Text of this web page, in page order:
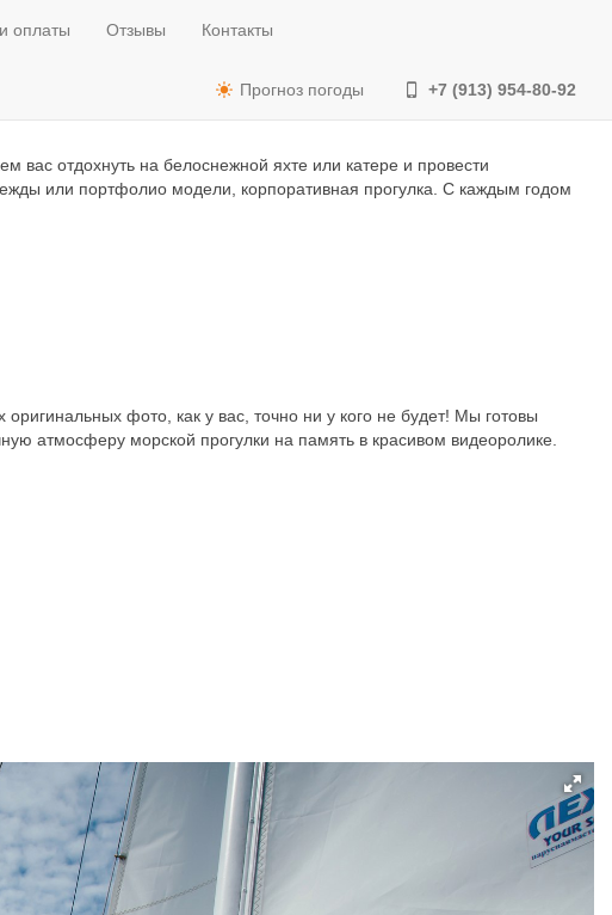
оплаты Отзывы Контакты
Прогноз погоды +7 (913) 954-80-92
вас отдохнуть на белоснежной яхте или катере и провести
или портфолио модели, корпоративная прогулка. С каждым годом
фото, как у вас, точно ни у кого не будет! Мы готовы
атмосферу морской прогулки на память в красивом видеоролике.